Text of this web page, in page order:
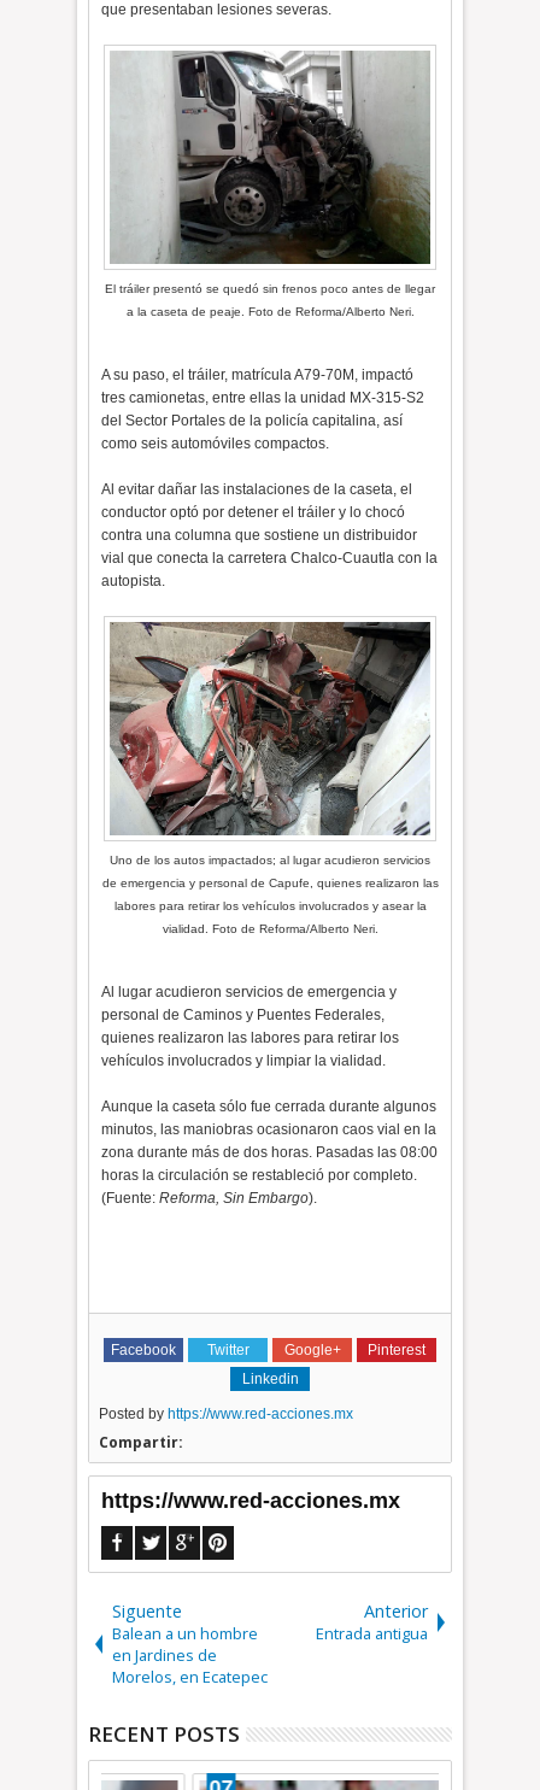
que presentaban lesiones severas.
El tráiler presentó se quedó sin frenos poco antes de llegar
a la caseta de peaje. Foto de Reforma/Alberto Neri.
A su paso, el tráiler, matrícula A79-70M, impactó
tres camionetas, entre ellas la unidad MX-315-S2
del Sector Portales de la policía capitalina, así
como seis automóviles compactos.
Al evitar dañar las instalaciones de la caseta, el
conductor optó por detener el tráiler y lo chocó
contra una columna que sostiene un distribuidor
vial que conecta la carretera Chalco-Cuautla con la
autopista.
Uno de los autos impactados; al lugar acudieron servicios
de emergencia y personal de Capufe, quienes realizaron las
labores para retirar los vehículos involucrados y asear la
vialidad. Foto de Reforma/Alberto Neri.
Al lugar acudieron servicios de emergencia y
personal de Caminos y Puentes Federales,
quienes realizaron las labores para retirar los
vehículos involucrados y limpiar la vialidad.
Aunque la caseta sólo fue cerrada durante algunos
minutos, las maniobras ocasionaron caos vial en la
zona durante más de dos horas. Pasadas las 08:00
horas la circulación se restableció por completo.
(Fuente:Reforma, Sin Embargo).
Facebook Twitter Google+
Pinterest
Linkedin
Posted by https://www.red-acciones.mx
Compartir:
https://www.red-acciones.mx
Siguente
Balean a un hombre
en Jardines de
Morelos, en Ecatepec
Anterior
Entrada antigua
RECENT POSTS